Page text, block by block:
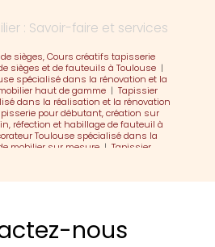
: Savoir-faire et services
sièges, Cours créatifs tapisserie
sièges et de fauteuils à Toulouse|
spécialisé dans la rénovation et la
haut de gamme| Tapissier
dans la réalisation et la rénovation
pour débutant, création sur
réfection et habillage de fauteuil à
Toulouse spécialisé dans la
mobilier sur mesure |Tapissier
dans la réalisation de rideaux et
nous